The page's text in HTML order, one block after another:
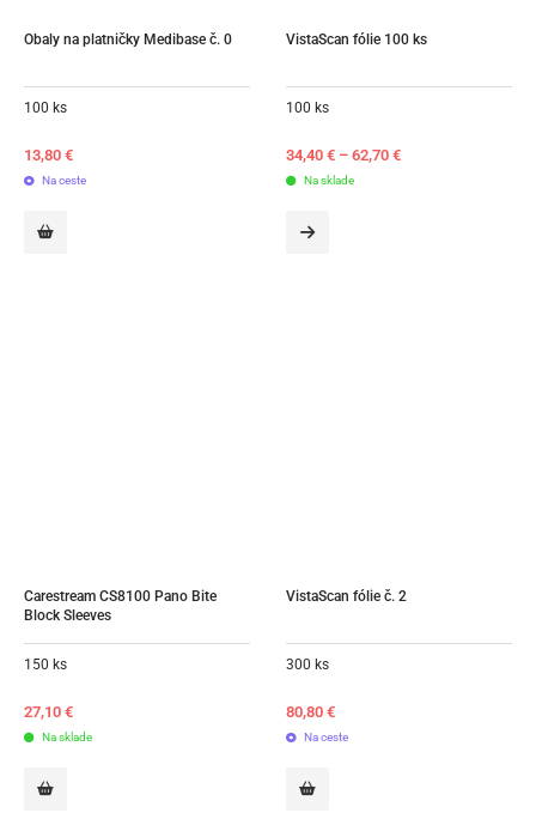
Obaly na platničky Medibase č. 0
100 ks
13,80 €
Na ceste
VistaScan fólie 100 ks
100 ks
34,40 € – 62,70 €
Na sklade
Carestream CS8100 Pano Bite
Block Sleeves
150 ks
27,10 €
Na sklade
VistaScan fólie č. 2
300 ks
80,80 €
Na ceste